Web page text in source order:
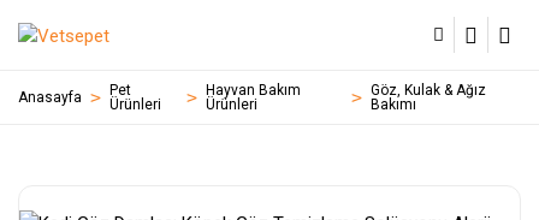
Anasayfa
Pet
Ürünleri
Hayvan Bakım
Ürünleri
Göz, Kulak & Ağız
Bakımı